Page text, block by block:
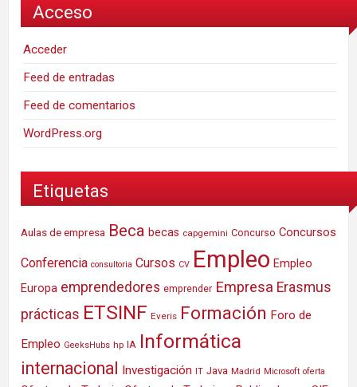
Acceso
Acceder
Feed de entradas
Feed de comentarios
WordPress.org
Etiquetas
Aulas de empresa Beca becas capgemini Concurso Concursos
Conferencia consultoria Cursos CV Empleo Empleo
Europa emprendedores emprender Empresa Erasmus
prácticas ETSINF Everis Formación Foro de
Empleo GeeksHubs hp IA Informática
internacional Investigación IT Java Madrid Microsoft oferta